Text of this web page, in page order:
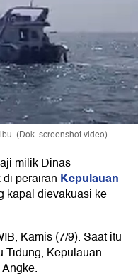
(Dok. screenshot video)
milik Dinas
perairan Kepulauan
kapal dievakuasi ke
Kamis (7/9). Saat itu
Tidung, Kepulauan